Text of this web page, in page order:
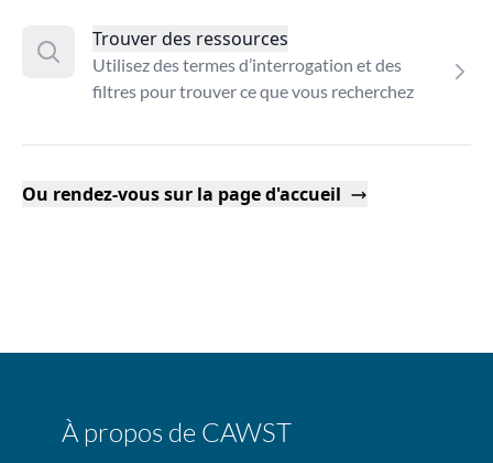
Trouver des ressources
Utilisez des termes d’interrogation et des
filtres pour trouver ce que vous recherchez
Ou rendez-vous sur la page d'accueil
À propos de CAWST